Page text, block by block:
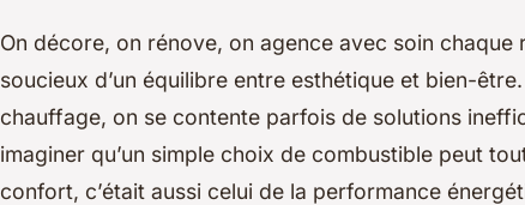
On décore, on rénove, on agence avec soin chaque
soucieux d’un équilibre entre esthétique et bien-
chauffage, on se contente parfois de solutions
imaginer qu’un simple choix de combustible peut
confort, c’était aussi celui de la performance